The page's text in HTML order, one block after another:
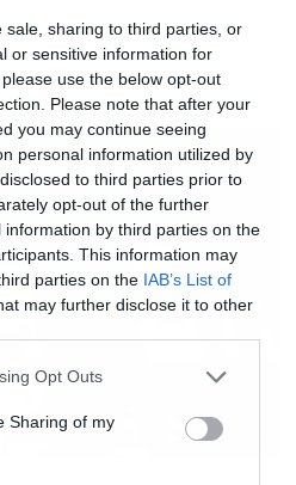
sale, sharing to third parties, or
or sensitive information for
use the below opt-out
Please note that after your
you may continue seeing
personal information utilized by
to third parties prior to
opt-out of the further
by third parties on the
This information may
parties on the IAB’s List of
may further disclose it to other
app uses one or more Google
behaviour. You may click to
and its third-party tags to
purposes in below Google
Opt Outs
Sharing of my
αγωνιστικές υποχρεώσεις
Μπολάνο χορήγησε
αύριο Σάββατο
μπαταρίες ενόψει
Η ομάδα της
εβδομάδα να ξανά μπει στην
έδειξε ρεπό την 3η
η […]